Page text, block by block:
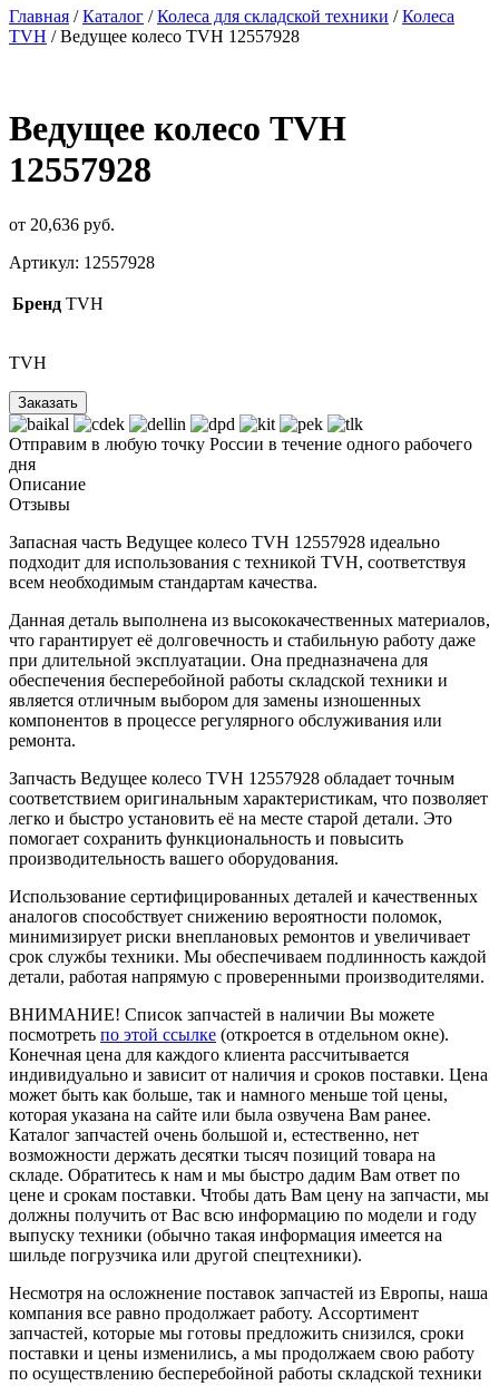
Главная /Каталог /Колеса для складской техники /Колеса
TVH / Ведущее колесо TVH 12557928
Ведущее колесо TVH
12557928
от 20,636 руб.
Артикул: 12557928
Бренд TVH
TVH
Заказать
Отправим в любую точку России в течение одного рабочего
дня
Описание
Отзывы
Запасная часть Ведущее колесо TVH 12557928 идеально
подходит для использования с техникой TVH, соответствуя
всем необходимым стандартам качества.
Данная деталь выполнена из высококачественных материалов,
что гарантирует её долговечность и стабильную работу даже
при длительной эксплуатации. Она предназначена для
обеспечения бесперебойной работы складской техники и
является отличным выбором для замены изношенных
компонентов в процессе регулярного обслуживания или
ремонта.
Запчасть Ведущее колесо TVH 12557928 обладает точным
соответствием оригинальным характеристикам, что позволяет
легко и быстро установить её на месте старой детали. Это
помогает сохранить функциональность и повысить
производительность вашего оборудования.
Использование сертифицированных деталей и качественных
аналогов способствует снижению вероятности поломок,
минимизирует риски внеплановых ремонтов и увеличивает
срок службы техники. Мы обеспечиваем подлинность каждой
детали, работая напрямую с проверенными производителями.
ВНИМАНИЕ! Список запчастей в наличии Вы можете
посмотреть по этой ссылке (откроется в отдельном окне).
Конечная цена для каждого клиента рассчитывается
индивидуально и зависит от наличия и сроков поставки. Цена
может быть как больше, так и намного меньше той цены,
которая указана на сайте или была озвучена Вам ранее.
Каталог запчастей очень большой и, естественно, нет
возможности держать десятки тысяч позиций товара на
складе. Обратитесь к нам и мы быстро дадим Вам ответ по
цене и срокам поставки. Чтобы дать Вам цену на запчасти, мы
должны получить от Вас всю информацию по модели и году
выпуску техники (обычно такая информация имеется на
шильде погрузчика или другой спецтехники).
Несмотря на осложнение поставок запчастей из Европы, наша
компания все равно продолжает работу. Ассортимент
запчастей, которые мы готовы предложить снизился, сроки
поставки и цены изменились, а мы продолжаем свою работу
по осуществлению бесперебойной работы складской техники